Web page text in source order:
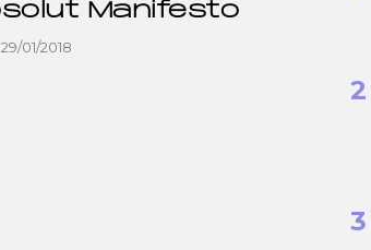
Manifesto
29/01/2018